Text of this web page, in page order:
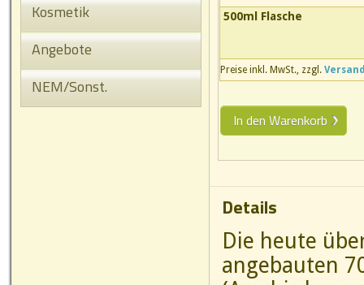
Kosmetik
Angebote
NEM/Sonst.
500ml Flasche
Preise inkl. MwSt., zzgl.
In den Warenkorb
Details
Die heute
angebauten